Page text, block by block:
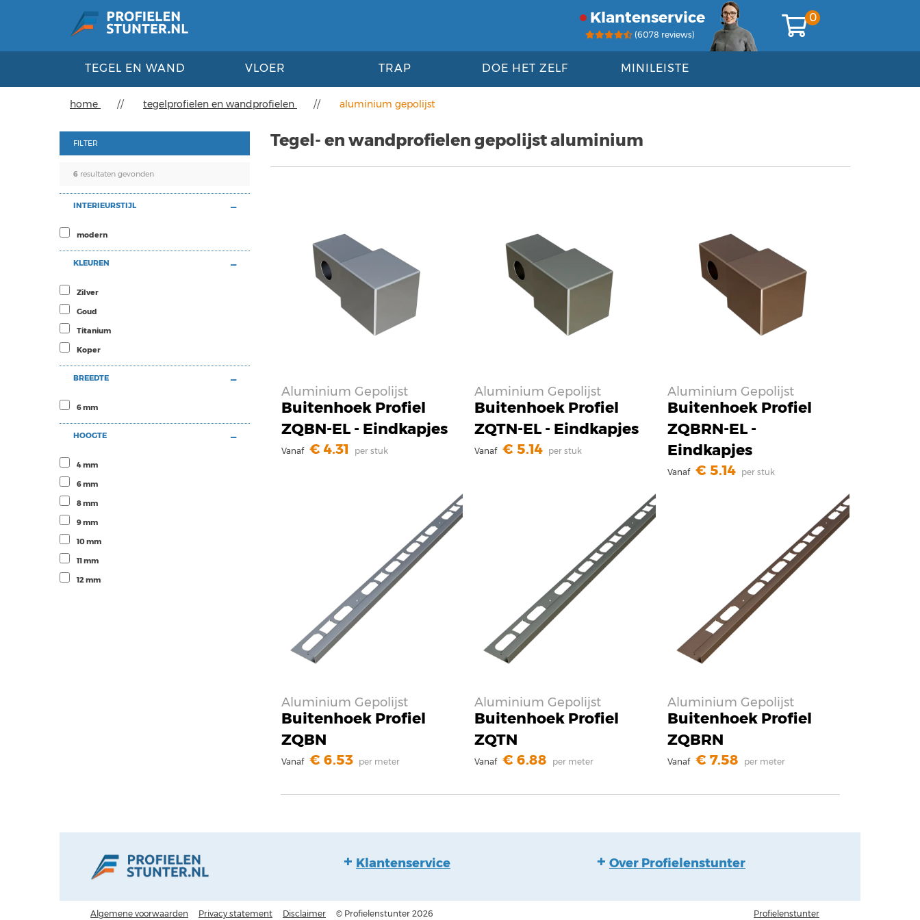
Klantenservice
(6078 reviews)
0
TEGEL EN WAND VLOER TRAP DOE HET ZELF MINILEISTE
home // tegelprofielen en wandprofielen // aluminium gepolijst
FILTER
6 resultaten gevonden
INTERIEURSTIJL
modern
KLEUREN
Zilver
Goud
Titanium
Koper
BREEDTE
6 mm
HOOGTE
4 mm
6 mm
8 mm
9 mm
10 mm
11 mm
12 mm
Tegel- en wandprofielen gepolijst aluminium
Aluminium Gepolijst
Buitenhoek Profiel
ZQBN-EL - Eindkapjes
Vanaf 4.31 per stuk
Aluminium Gepolijst
Buitenhoek Profiel
ZQTN-EL - Eindkapjes
Vanaf 5.14 per stuk
Aluminium Gepolijst
Buitenhoek Profiel
ZQBRN-EL -
Eindkapjes
Vanaf 5.14 per stuk
Aluminium Gepolijst
Buitenhoek Profiel
ZQBN
Vanaf 6.53 per meter
Aluminium Gepolijst
Buitenhoek Profiel
ZQTN
Vanaf 6.88 per meter
Aluminium Gepolijst
Buitenhoek Profiel
ZQBRN
Vanaf 7.58 per meter
Klantenservice Over Profielenstunter
Algemene voorwaarden Privacy statement Disclaimer © Profielenstunter 2026 Profielenstunter